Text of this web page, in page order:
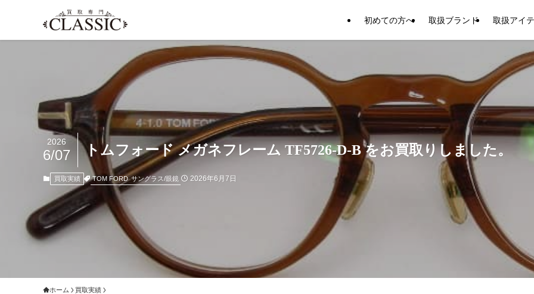
初めての方へ 取扱ブランド 取扱アイ
トムフォード メガネフレーム TF5726-D-B をお買取りしました。
2026
6/07
買取実績 TOM FORD サングラス/眼鏡 2026年6月7日
ホーム 買取実績